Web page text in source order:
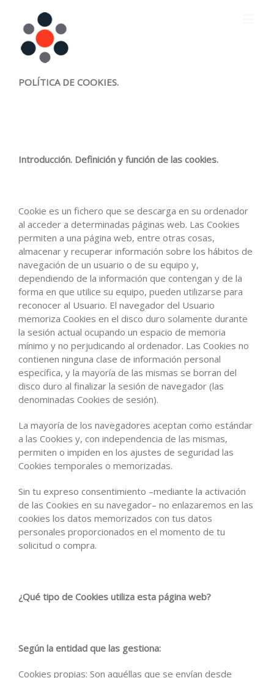
POLÍTICA DE COOKIES.
Introducción. Definición y función de las cookies.
Cookie es un fichero que se descarga en su ordenador
al acceder a determinadas páginas web. Las Cookies
permiten a una página web, entre otras cosas,
almacenar y recuperar información sobre los hábitos de
navegación de un usuario o de su equipo y,
dependiendo de la información que contengan y de la
forma en que utilice su equipo, pueden utilizarse para
reconocer al Usuario. El navegador del Usuario
memoriza Cookies en el disco duro solamente durante
la sesión actual ocupando un espacio de memoria
mínimo y no perjudicando al ordenador. Las Cookies no
contienen ninguna clase de información personal
específica, y la mayoría de las mismas se borran del
disco duro al finalizar la sesión de navegador (las
denominadas Cookies de sesión).
La mayoría de los navegadores aceptan como estándar
a las Cookies y, con independencia de las mismas,
permiten o impiden en los ajustes de seguridad las
Cookies temporales o memorizadas.
Sin tu expreso consentimiento –mediante la activación
de las Cookies en su navegador– no enlazaremos en las
cookies los datos memorizados con tus datos
personales proporcionados en el momento de tu
solicitud o compra.
¿Qué tipo de Cookies utiliza esta página web?
Según la entidad que las gestiona:
Cookies propias: Son aquéllas que se envían desde